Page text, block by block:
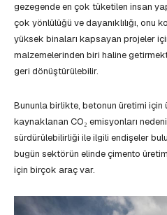
gezegende en çok tüketilen insan
çok yönlülüğü ve dayanıklılığı, onu
yüksek binaları kapsayan projeler
malzemelerinden biri haline
geri dönüştürülebilir.
Bununla birlikte, betonun üretimi için
kaynaklanan CO₂ emisyonları
sürdürülebilirliği ile ilgili endişeler
bugün sektörün elinde çimento
için birçok araç var.